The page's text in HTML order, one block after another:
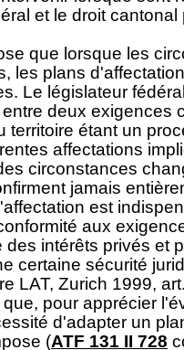
et le droit
que lorsque les
les plans
Le législateur
deux exigences
territoire étant un
affectations
circonstances
jamais
est
aux
des intérêts privés et
certaine sécurité
LAT, Zurich 1999,
pour apprécier
d'adapter un
(ATF 131 II 728